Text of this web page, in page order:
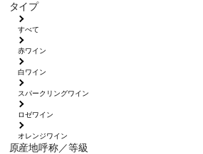
タイプ
すべて
赤ワイン
白ワイン
スパークリングワイン
ロゼワイン
オレンジワイン
原産地呼称／等級